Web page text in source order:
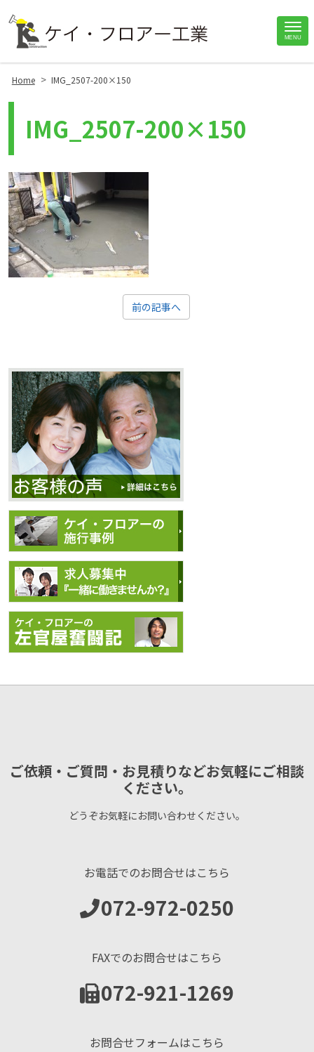
MENU
Home > IMG_2507-200×150
IMG_2507-200×150
前の記事へ
ご依頼・ご質問・お見積りなどお気軽にご相談
ください。
どうぞお気軽にお問い合わせください。
お電話でのお問合せはこちら
072-972-0250
FAXでのお問合せはこちら
072-921-1269
お問合せフォームはこちら
Site
Footer